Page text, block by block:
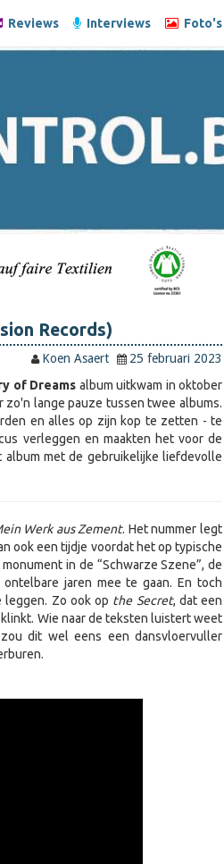
Reviews Interviews Foto's
Records)
Koen Asaert
25 februari 2023
of Dreams album uitkwam in oktober
zo'n lange pauze tussen twee albums.
en alles op zijn kop te zetten - te
verleggen en maakten het voor de
album met de gebruikelijke liefdevolle
Werk aus Zement. Het nummer legt
ook een tijdje voordat het op typische
in de “Schwarze Szene”, de
jaren mee te gaan. En toch
Zo ook op the Secret, dat een
Wie naar de teksten luistert weet
dit wel eens een dansvloervuller